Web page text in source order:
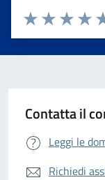
Valuta da 1 a 5 stelle
Valuta 3
Valuta 2
Valuta 1 stelle
Contatta il
Leggi le
Richiedi